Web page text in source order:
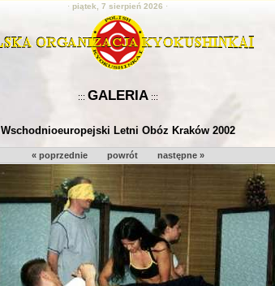
· piątek, 7 sierpień 2026 ·
::: GALERIA:::
Wschodnioeuropejski Letni Obóz Kraków 2002
« poprzednie powrót następne »